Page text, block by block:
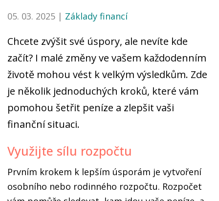
05. 03. 2025 | Základy financí
Chcete zvýšit své úspory, ale nevíte kde
začít? I malé změny ve vašem každodenním
životě mohou vést k velkým výsledkům. Zde
je několik jednoduchých kroků, které vám
pomohou šetřit peníze a zlepšit vaši
finanční situaci.
Využijte sílu rozpočtu
Prvním krokem k lepším úsporám je vytvoření
osobního nebo rodinného rozpočtu. Rozpočet